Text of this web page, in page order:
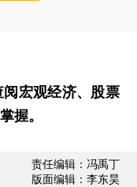
阅宏观经济、股票
握。
责任编辑：冯禹丁
版面编辑：李东昊